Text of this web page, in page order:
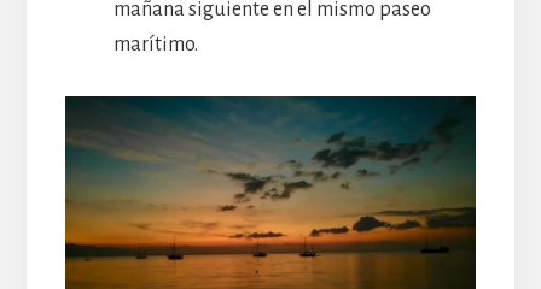
mañana siguiente en el mismo paseo
marítimo.